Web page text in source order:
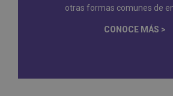
otras formas comunes de
CONOCE MÁS >